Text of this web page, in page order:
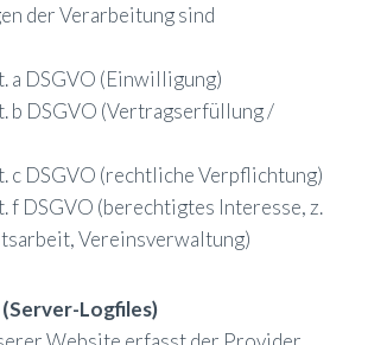
der Verarbeitung sind
a DSGVO (Einwilligung)
b DSGVO (Vertragserfüllung /
c DSGVO (rechtliche Verpflichtung)
f DSGVO (berechtigtes Interesse, z.
Vereinsverwaltung)
Logfiles)